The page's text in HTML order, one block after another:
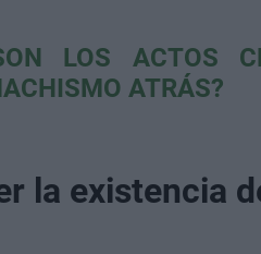
LOS ACTOS
ATRÁS?
la existencia